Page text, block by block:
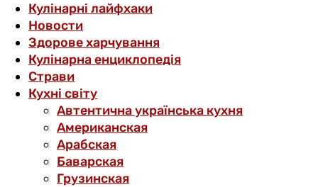
Кулінарні лайфхаки
Новости
Здорове харчування
Кулінарна енциклопедія
Страви
Кухні світу
Автентична українська кухня
Американская
Арабская
Баварская
Грузинская